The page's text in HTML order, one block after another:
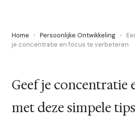
Home › Persoonlijke Ontwikkeling ›
je concentratie en focus te verbeteren
Geef je concentratie
met deze simpele tips